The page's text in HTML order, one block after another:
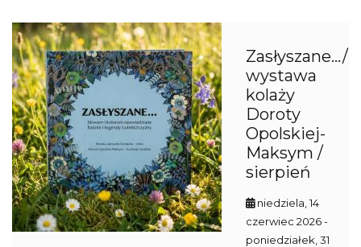
Zasłyszane…/
wystawa
kolaży
Doroty
Opolskiej-
Maksym /
sierpień
niedziela, 14
czerwiec 2026-
poniedziałek, 31